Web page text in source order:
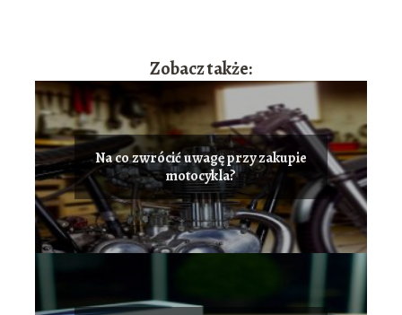
Zobacz także:
Na co zwrócić uwagę przy zakupie
motocykla?